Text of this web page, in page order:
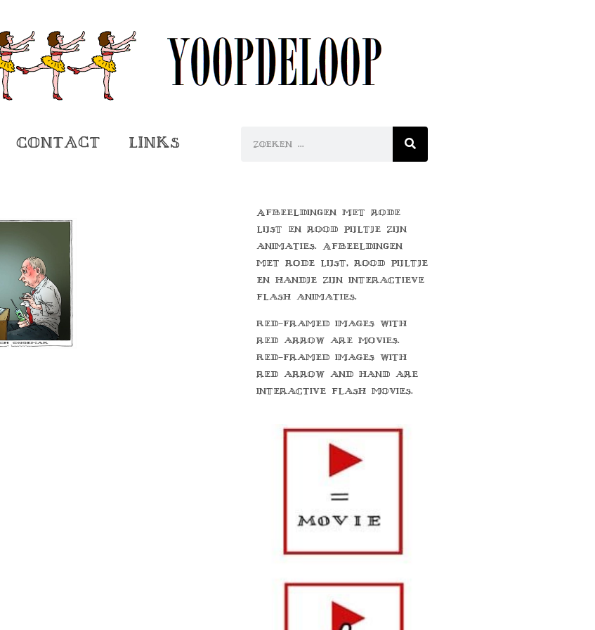
Contact Links
Afbeeldingen met rode
lijst en rood pijltje zijn
animaties. Afbeeldingen
met rode lijst, rood pijltje
en handje zijn interactieve
flash animaties.
Red-framed images with
red arrow are movies.
Red-framed images with
red arrow and hand are
interactive flash movies.